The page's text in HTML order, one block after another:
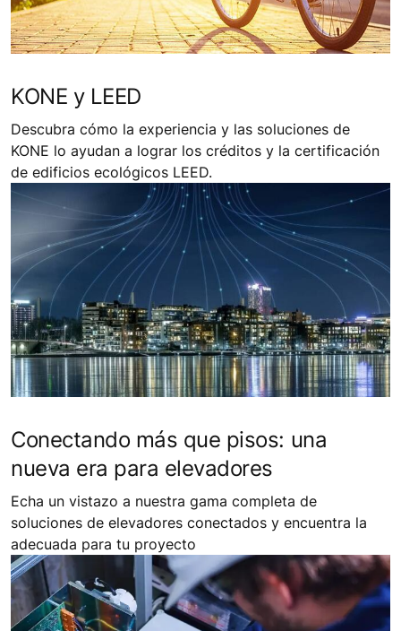
KONE y LEED
Descubra cómo la experiencia y las soluciones de
KONE lo ayudan a lograr los créditos y la certificación
de edificios ecológicos LEED.
Conectando más que pisos: una
nueva era para elevadores
Echa un vistazo a nuestra gama completa de
soluciones de elevadores conectados y encuentra la
adecuada para tu proyecto